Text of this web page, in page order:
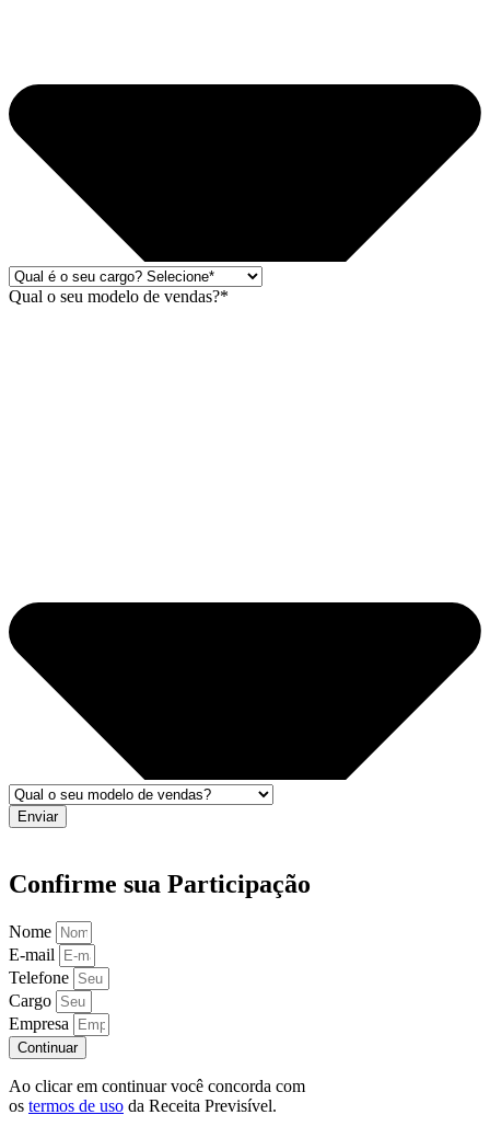
Qual o seu modelo de vendas?*
Enviar
Confirme sua Participação
Nome
E-mail
Telefone
Cargo
Empresa
Continuar
Ao clicar em continuar você concorda com
os termos de uso da Receita Previsível.